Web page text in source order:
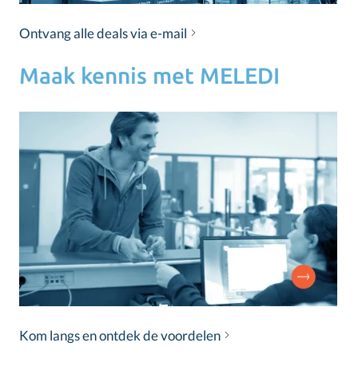
Ontvang alle deals via e-mail
Maak kennis met MELEDI
Kom langs en ontdek de voordelen